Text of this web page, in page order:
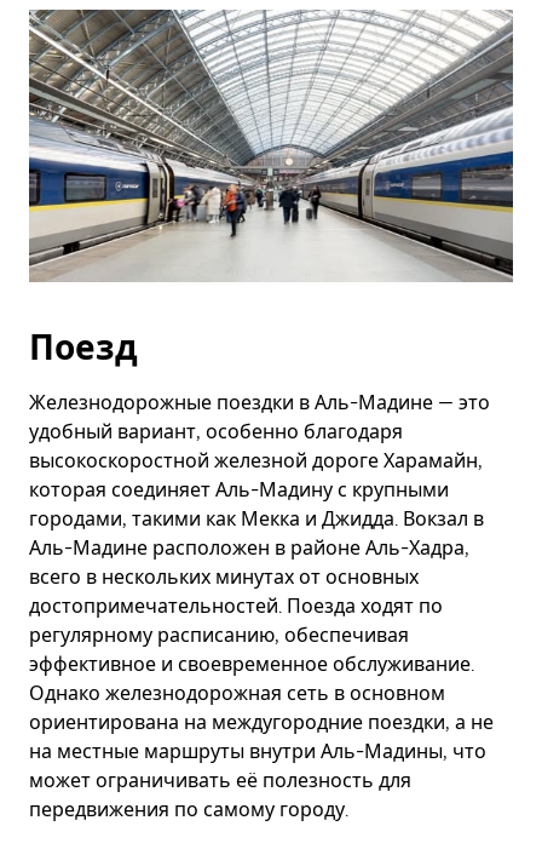
Поезд
Железнодорожные поездки в Аль-Мадине — это
удобный вариант, особенно благодаря
высокоскоростной железной дороге Харамайн,
которая соединяет Аль-Мадину с крупными
городами, такими как Мекка и Джидда. Вокзал в
Аль-Мадине расположен в районе Аль-Хадра,
всего в нескольких минутах от основных
достопримечательностей. Поезда ходят по
регулярному расписанию, обеспечивая
эффективное и своевременное обслуживание.
Однако железнодорожная сеть в основном
ориентирована на междугородние поездки, а не
на местные маршруты внутри Аль-Мадины, что
может ограничивать её полезность для
передвижения по самому городу.